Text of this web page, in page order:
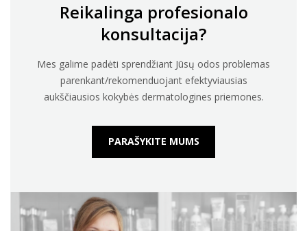
Reikalinga profesionalo
konsultacija?
Mes galime padėti sprendžiant Jūsų odos problemas
parenkant/rekomenduojant efektyviausias
aukščiausios kokybės dermatologines priemones.
PARAŠYKITE MUMS